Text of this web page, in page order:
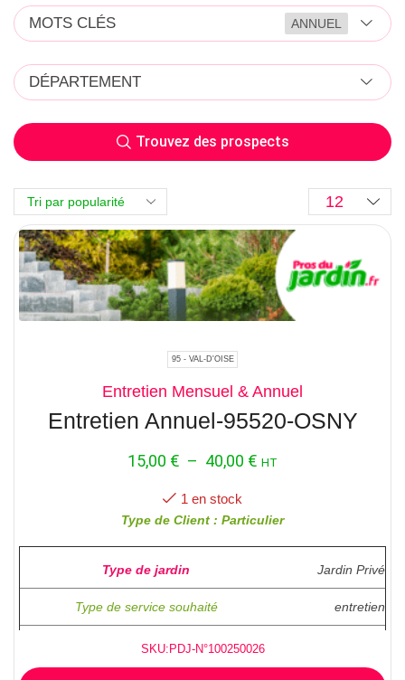
MOTS CLÉS ANNUEL
DÉPARTEMENT
Trouvez des prospects
95 - VAL-D'OISE
Entretien Mensuel & Annuel
Entretien Annuel-95520-OSNY
15,00 € – 40,00 € HT
1 en stock
Type de Client : Particulier
Type de jardin Jardin Privé
Type de service souhaité entretien
Superficie ( en M2 )
SKU:PDJ-N°100250026